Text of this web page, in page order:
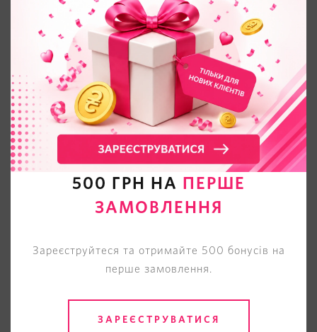
500 ГРН НА
ПЕРШЕ
ЗАМОВЛЕННЯ
Зареєструйтеся та отримайте 500 бонусів на
перше замовлення.
ЗАРЕЄСТРУВАТИСЯ